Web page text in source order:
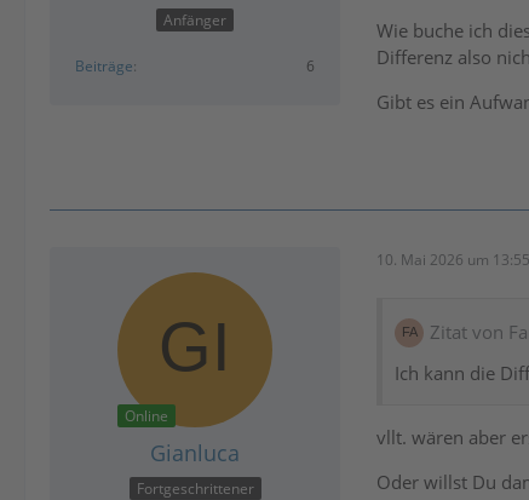
Anfänger
Beiträge 6
Wie buche ich
Differenz also
Gibt es ein
Online
Gianluca
Fortgeschrittener
10. Mai 2026 um 13:55
Zitat von
Ich kann die
vllt. wären aber
Oder willst Du